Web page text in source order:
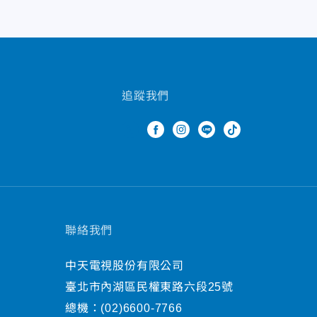
追蹤我們
聯絡我們
中天電視股份有限公司
臺北市內湖區民權東路六段25號
總機： (02)6600-7766